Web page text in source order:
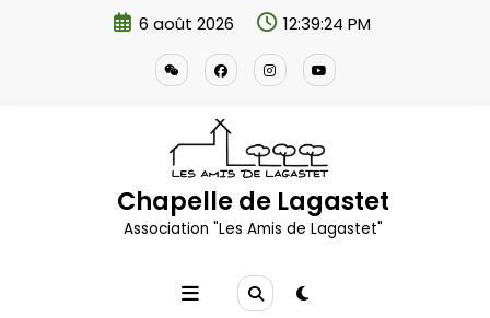
6 août 2026 12:39:24 PM
Chapelle de Lagastet
Association "Les Amis de Lagastet"